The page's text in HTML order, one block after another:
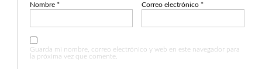
Nombre * Correo electrónico *
Guarda mi nombre, correo electrónico y web en este navegador para
la próxima vez que comente.